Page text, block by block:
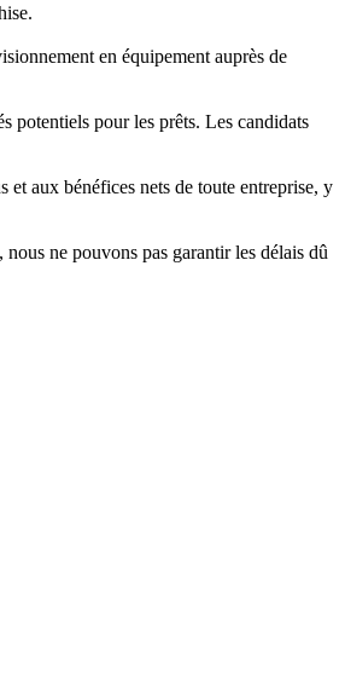
en équipement auprès de
potentiels pour les prêts. Les candidats
et aux bénéfices nets de toute entreprise, y
ne pouvons pas garantir les délais dû